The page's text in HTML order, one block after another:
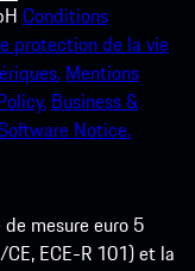
Conditions
protection de la vie
Mentions
Business &
Notice.
mesure euro 5
ECE-R 101) et la